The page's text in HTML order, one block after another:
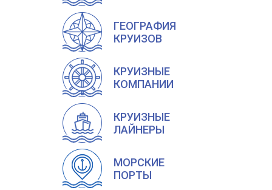
ГЕОГРАФИЯ
КРУИЗОВ
КРУИЗНЫЕ
КОМПАНИИ
КРУИЗНЫЕ
ЛАЙНЕРЫ
МОРСКИЕ
ПОРТЫ